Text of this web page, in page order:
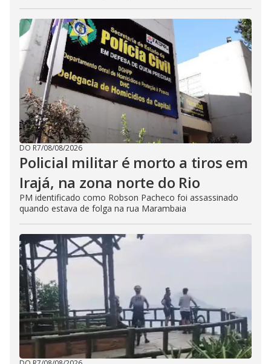
DO R7/08/08/2026
Policial militar é morto a tiros em
Irajá, na zona norte do Rio
PM identificado como Robson Pacheco foi assassinado
quando estava de folga na rua Marambaia